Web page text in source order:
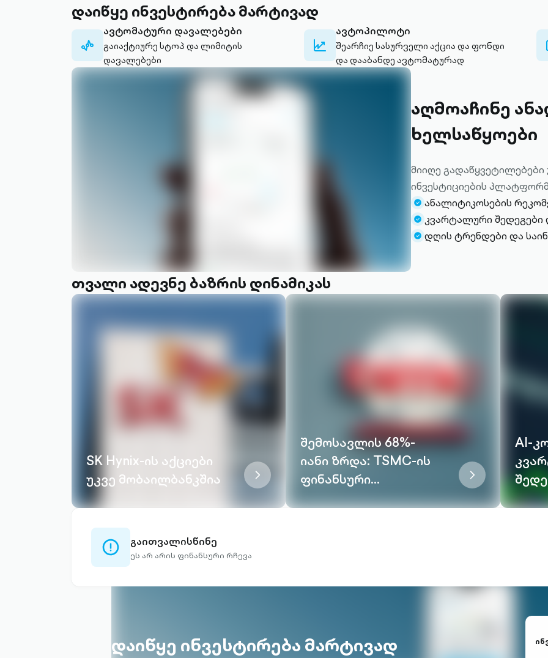
დაიწყე ინვესტირება მარტივად
analytics-
outlined
ავტომატური დავალებები
გაიაქტიურე სტოპ და ლიმიტის
დავალებები
stocks-
outlined
ავტოპილოტი
შეარჩიე სასურველი აქცია და ფონდი
და დააბანდე ავტომატურად
აღმოაჩინე
ხელსაწყოები
მიიღე
ინვესტიციების
check-
circle-
filled
ანალიტიკოსების
check-
circle-
კვარტალური შედეგები
check-
დღის ტრენდები და
თვალი ადევნე ბაზრის დინამიკას
SK Hynix-ის აქციები
უკვე მობაილბანკშია
chevron-
right-
შემოსავლის 68%-
იანი ზრდა: TSMC-ის
ფინანსური
შედეგების და
chevron-
right-
AI-
exclamation-
circle-
outlined
გაითვალისწინე
ეს არ არის ფინანსური რჩევა
დაიწყე ინვესტირება მარტივად